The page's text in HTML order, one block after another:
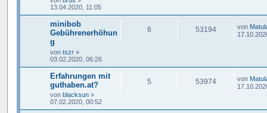
13.04.2020, 11:05
minibob
Gebührenerhöhun
g
von tszr »
03.02.2020, 06:26
6 53194 von
Erfahrungen mit
guthaben.at?
von blacksun »
07.02.2020, 00:52
5 53974 von